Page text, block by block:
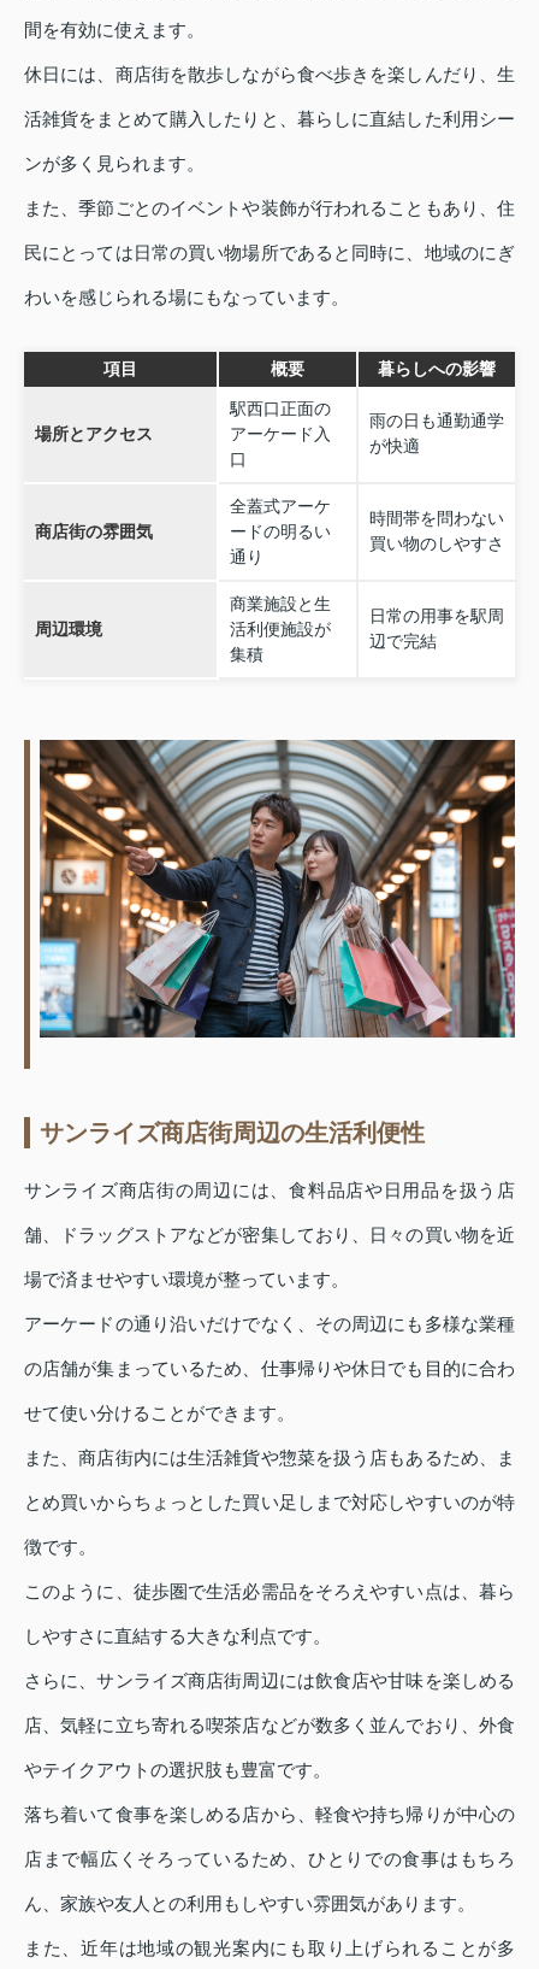
間を有効に使えます。
休日には、商店街を散歩しながら食べ歩きを楽しんだり、生
活雑貨をまとめて購入したりと、暮らしに直結した利用シー
ンが多く見られます。
また、季節ごとのイベントや装飾が行われることもあり、住
民にとっては日常の買い物場所であると同時に、地域のにぎ
わいを感じられる場にもなっています。
項目 概要 暮らしへの影響
場所とアクセス
駅西口正面の
アーケード入
口
雨の日も通勤通学
が快適
商店街の雰囲気
全蓋式アーケ
ードの明るい
通り
時間帯を問わない
買い物のしやすさ
周辺環境
商業施設と生
活利便施設が
集積
日常の用事を駅周
辺で完結
サンライズ商店街周辺の生活利便性
サンライズ商店街の周辺には、食料品店や日用品を扱う店
舗、ドラッグストアなどが密集しており、日々の買い物を近
場で済ませやすい環境が整っています。
アーケードの通り沿いだけでなく、その周辺にも多様な業種
の店舗が集まっているため、仕事帰りや休日でも目的に合わ
せて使い分けることができます。
また、商店街内には生活雑貨や惣菜を扱う店もあるため、ま
とめ買いからちょっとした買い足しまで対応しやすいのが特
徴です。
このように、徒歩圏で生活必需品をそろえやすい点は、暮ら
しやすさに直結する大きな利点です。
さらに、サンライズ商店街周辺には飲食店や甘味を楽しめる
店、気軽に立ち寄れる喫茶店などが数多く並んでおり、外食
やテイクアウトの選択肢も豊富です。
落ち着いて食事を楽しめる店から、軽食や持ち帰りが中心の
店まで幅広くそろっているため、ひとりでの食事はもちろ
ん、家族や友人との利用もしやすい雰囲気があります。
また、近年は地域の観光案内にも取り上げられることが多